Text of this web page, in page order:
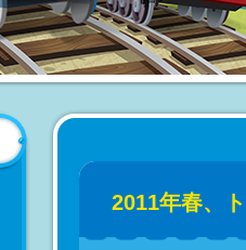
2011年春、